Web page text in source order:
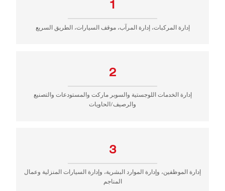
1
إدارة المركبات، إدارة المرآب، موقف السيارات، الطريق السريع
2
إدارة الخدمات اللوجستية والسوبر ماركت والمستودعات والتصنيع
والرصيف/الحاويات
3
إدارة الموظفين، وإدارة الموارد البشرية، وإدارة السيارات المنزلية وعمال
المناجم